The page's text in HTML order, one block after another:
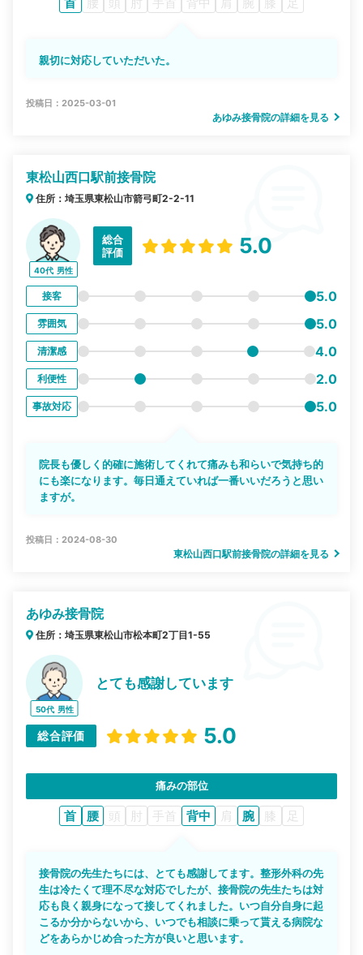
首 腰 頭 肘 手首 背中 肩 腕 膝 足
親切に対応していただいた。
投稿日：2025-03-01
あゆみ接骨院の詳細を見る
東松山西口駅前接骨院
住所：埼玉県東松山市箭弓町2-2-11
40代 男性
総合
評価
5.0
接客 5.0
雰囲気 5.0
清潔感 4.0
利便性 2.0
事故対応 5.0
院長も優しく的確に施術してくれて痛みも和らいで気持ち的
にも楽になります。毎日通えていれば一番いいだろうと思い
ますが。
投稿日：2024-08-30
東松山西口駅前接骨院の詳細を見る
あゆみ接骨院
住所：埼玉県東松山市松本町2丁目1-55
50代 男性
とても感謝しています
総合評価 5.0
痛みの部位
首 腰 頭 肘 手首 背中 肩 腕 膝 足
接骨院の先生たちには、とても感謝してます。整形外科の先
生は冷たくて理不尽な対応でしたが、接骨院の先生たちは対
応も良く親身になって接してくれました。いつ自分自身に起
こるか分からないから、いつでも相談に乗って貰える病院な
どをあらかじめ合った方が良いと思います。